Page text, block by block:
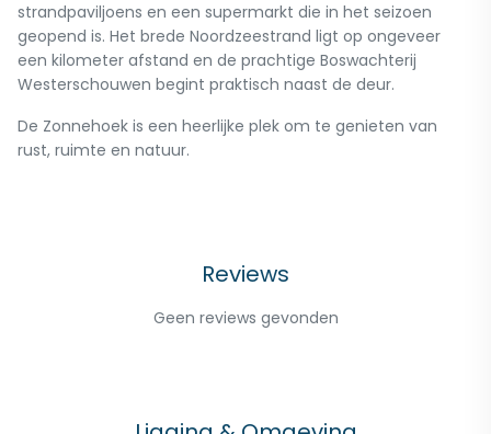
strandpaviljoens en een supermarkt die in het seizoen
geopend is. Het brede Noordzeestrand ligt op ongeveer
een kilometer afstand en de prachtige Boswachterij
Westerschouwen begint praktisch naast de deur.
De Zonnehoek is een heerlijke plek om te genieten van
rust, ruimte en natuur.
Reviews
Geen reviews gevonden